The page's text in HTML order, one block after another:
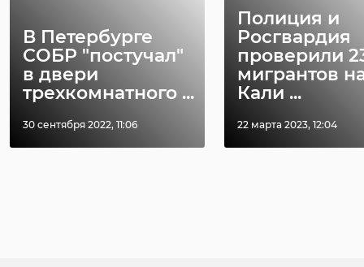
В Петербурге
СОБР "постучал"
в двери
трехкомнатного ...
30 сентября 2022, 11:06
Полиция и
Росгвардия
проверили
мигрантов
Кали ...
22 марта 2023, 12:04